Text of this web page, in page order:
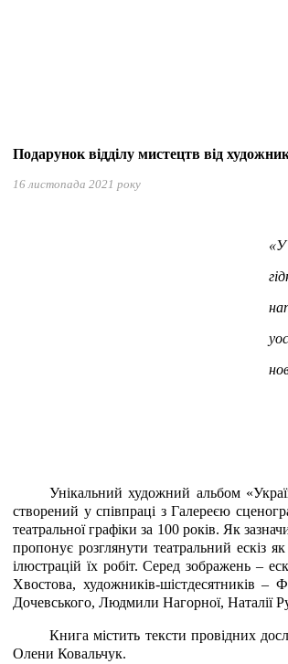
Подарунок відділу мистецтв від
16 листопада 2021 року
«У
Унікальний художний альбом
створений у співпраці з Галереєю
театральної графіки за 100 років. Як
пропонує розглянути театральний ескіз
ілюстрацій їх робіт. Серед зображень –
Хвостова, художників-шістдесятників –
Дочевського, Людмили Нагорної, Наталії
Книга містить тексти провідних
Олени Ковальчук.